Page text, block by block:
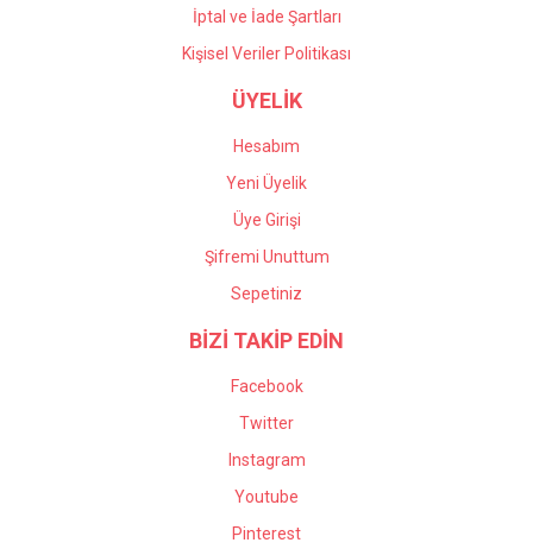
İptal ve İade Şartları
Kişisel Veriler Politikası
ÜYELİK
Hesabım
Yeni Üyelik
Üye Girişi
Şifremi Unuttum
Sepetiniz
BİZİ TAKİP EDİN
Facebook
Twitter
Instagram
Youtube
Pinterest